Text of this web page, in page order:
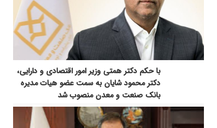
با حکم دکتر همتی وزیر امور اقتصادی و دارایی،
دکتر محمود شایان به سمت عضو هیات مدیره
بانک صنعت و معدن منصوب شد